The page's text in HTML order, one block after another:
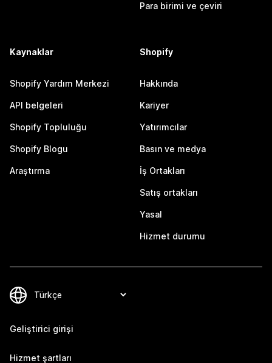
Para birimi ve çeviri
Kaynaklar
Shopify Yardım Merkezi
API belgeleri
Shopify Topluluğu
Shopify Blogu
Araştırma
Shopify
Hakkında
Kariyer
Yatırımcılar
Basın ve medya
İş Ortakları
Satış ortakları
Yasal
Hizmet durumu
Geliştirici girişi
Hizmet şartları